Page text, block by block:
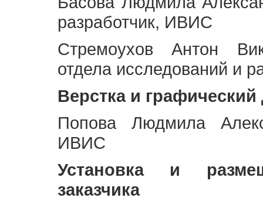
разработчик, ИВИС
Стремоухов Антон
отдела исследований и
Верстка и графический
Попова Людмила
ИВИС
Установка и
заказчика